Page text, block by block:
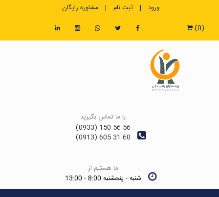
ورود | ثبت نام | مشاوره رایگان
(0)
با ما تماس بگیرید
56 56 150 (0933)
60 31 605 (0913)
ما هستیم از
شنبه - پنجشنبه 8:00 - 13:00